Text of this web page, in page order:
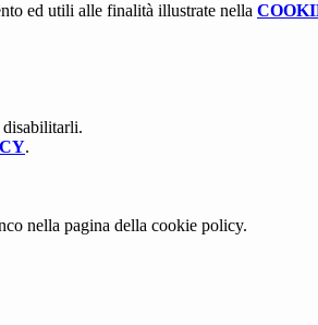
ed utili alle finalità illustrate nella
disabilitarli.
.
nella pagina della cookie policy.